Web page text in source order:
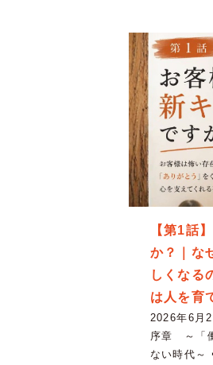
【第1話
か？｜な
しくなる
は人を育
2026年6月
序章 ～「
ない時代～